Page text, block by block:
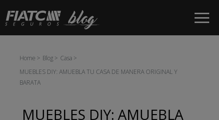
Saltar al contenido principal
Home Blog
Casa
MUEBLES DIY: AMUEBLA TU CASA DE MANERA ORIGINAL Y
BARATA
MUEBLES DIY: AMUEBLA